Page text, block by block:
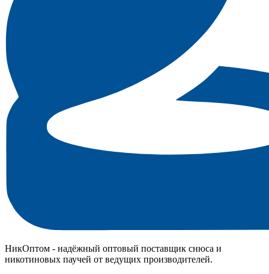
НикОптом - надёжный оптовый поставщик снюса и
никотиновых паучей от ведущих производителей.